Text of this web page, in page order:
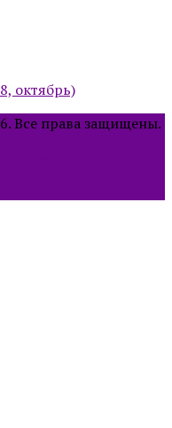
октябрь)
Все права защищены.